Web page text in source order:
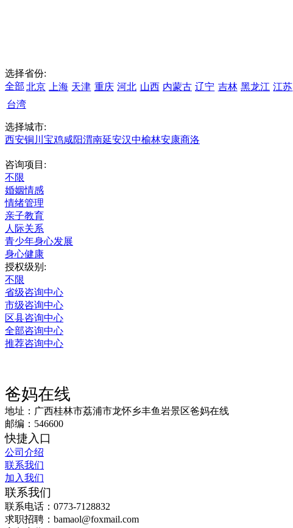
选择省份:
全部 北京 上海 天津 重庆 河北 山西 内蒙古 辽宁 吉林 黑龙江 江苏
台湾
选择城市:
西安铜川 宝鸡咸阳渭南延安汉中榆林安康商洛
咨询项目:
不限
婚姻情感
情绪管理
亲子教育
人际关系
青少年身心发展
身心健康
授权级别:
不限
省级咨询中心
市级咨询中心
区县咨询中心
全部咨询中心
推荐咨询中心
爸妈在线
地址：广西桂林市荔浦市龙怀乡丰鱼岩景区爸妈在线
邮编：546600
快捷入口
公司介绍
联系我们
加入我们
联系我们
联系电话：0773-7128832
求职招聘：bamaol@foxmail.com